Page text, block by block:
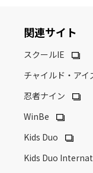
関連サイト
スクールIE
チャイルド・アイ
忍者ナイン
WinBe
Kids Duo
Kids Duo